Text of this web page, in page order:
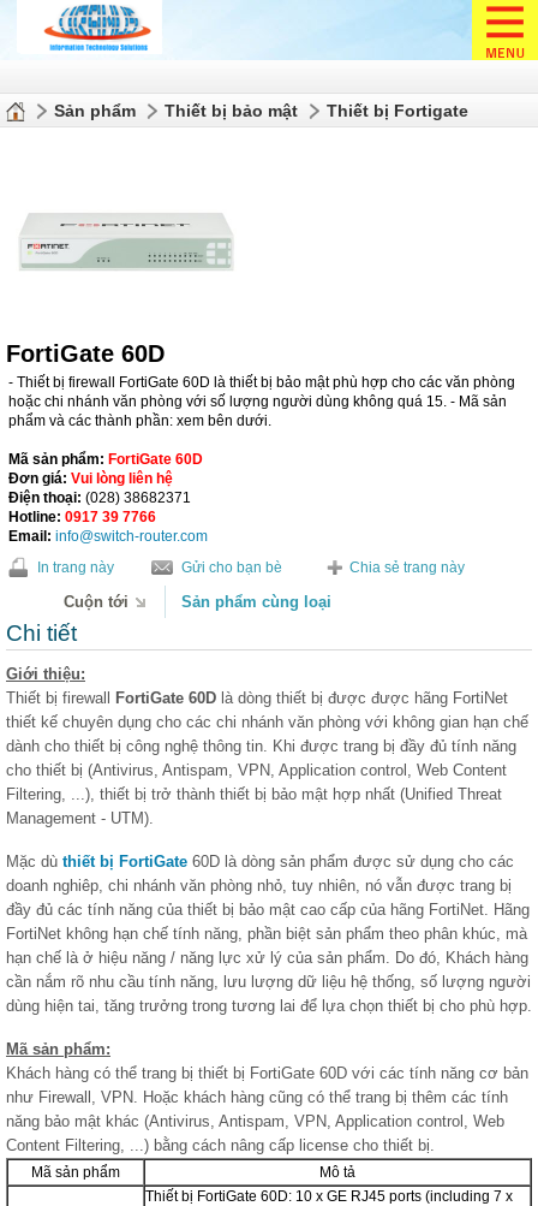
Sản phẩm Thiết bị bảo mật Thiết bị Fortigate
FortiGate 60D
- Thiết bị firewall FortiGate 60D là thiết bị bảo mật phù hợp cho các văn phòng
hoặc chi nhánh văn phòng với số lượng người dùng không quá 15. - Mã sản
phẩm và các thành phần: xem bên dưới.
Mã sản phẩm: FortiGate 60D
Đơn giá: Vui lòng liên hệ
Điện thoại: (028) 38682371
Hotline: 0917 39 7766
Email: info@switch-router.com
In trang này
Gửi cho bạn bè Chia sẻ trang này
Cuộn tới Sản phẩm cùng loại
Chi tiết
Giới thiệu:
Thiết bị firewall
FortiGate 60D là dòng thiết bị được được hãng FortiNet
thiết kế chuyên dụng cho các chi nhánh văn phòng với không gian hạn chế
dành cho thiết bị công nghệ thông tin. Khi được trang bị đầy đủ tính năng
cho thiết bị (Antivirus, Antispam, VPN, Application control, Web Content
Filtering, ...), thiết bị trở thành thiết bị bảo mật hợp nhất (Unified Threat
Management - UTM).
Mặc dù thiết bị FortiGate 60D là dòng sản phẩm được sử dụng cho các
doanh nghiêp, chi nhánh văn phòng nhỏ, tuy nhiên, nó vẫn được trang bị
đầy đủ các tính năng của thiết bị bảo mật cao cấp của hãng FortiNet. Hãng
FortiNet không hạn chế tính năng, phần biệt sản phẩm theo phân khúc, mà
hạn chế là ở hiệu năng / năng lực xử lý của sản phẩm. Do đó, Khách hàng
cần nắm rõ nhu cầu tính năng, lưu lượng dữ liệu hệ thống, số lượng người
dùng hiện tai, tăng trưởng trong tương lai để lựa chọn thiết bị cho phù hợp.
Mã sản phẩm:
Khách hàng có thể trang bị thiết bị FortiGate 60D với các tính năng cơ bản
như Firewall, VPN. Hoặc khách hàng cũng có thể trang bị thêm các tính
năng bảo mật khác (Antivirus, Antispam, VPN, Application control, Web
Content Filtering, ...) bằng cách nâng cấp license cho thiết bị.
Mã sản phẩm Mô tả
Thiết bị FortiGate 60D: 10 x GE RJ45 ports (including 7 x